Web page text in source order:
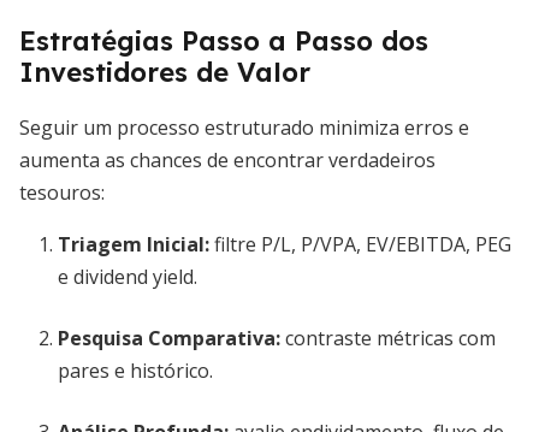
Estratégias Passo a Passo dos
Investidores de Valor
Seguir um processo estruturado minimiza erros e
aumenta as chances de encontrar verdadeiros
tesouros:
Triagem Inicial:filtre P/L, P/VPA, EV/EBITDA, PEG
e dividend yield.
Pesquisa Comparativa:contraste métricas com
pares e histórico.